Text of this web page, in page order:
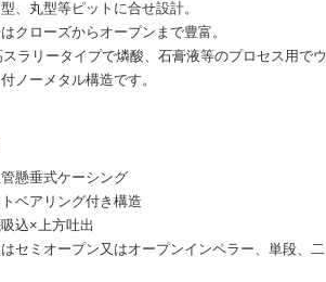
、丸型等ピットに合せ設計。
クローズからオープンまで豊富。
スラリータイプで燐酸、石膏液等のプロセス用でウ
ノーメタル構造です。
管懸垂式ケーシング
トベアリング付き構造
込×上方吐出
はセミオープン又はオープンインペラー、単段、二